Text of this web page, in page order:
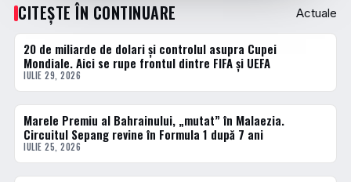
CITEȘTE ÎN CONTINUARE Actuale
ACTUALE
20 de miliarde de dolari și controlul asupra Cupei
Mondiale. Aici se rupe frontul dintre FIFA și UEFA
IULIE 29, 2026
ACTUALE
Marele Premiu al Bahrainului, „mutat” în Malaezia.
Circuitul Sepang revine în Formula 1 după 7 ani
IULIE 25, 2026